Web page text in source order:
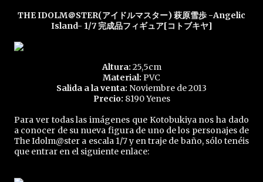
THE IDOLM＠STER(アイドルマスター) 萩原雪歩 -Angelic
Island- 1/7 完成品フィギュア[コトブキヤ]
Altura: 25,5cm
Material: PVC
Salida a la venta: Noviembre de 2013
Precio: 8190 Yenes
Para ver todas las imágenes que Kotobukiya nos ha dado
a conocer de su nueva figura de uno de los personajes de
The Idolm@ster a escala 1/7 y en traje de baño, sólo tenéis
que entrar en el siguiente enlace: